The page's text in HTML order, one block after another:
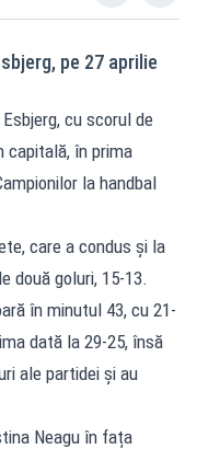
pe 27 aprilie
cu scorul de
capitală, în prima
la handbal
care a condus și la
două goluri, 15-13.
în minutul 43, cu 21-
dată la 29-25, însă
ale partidei și au
Neagu în fața